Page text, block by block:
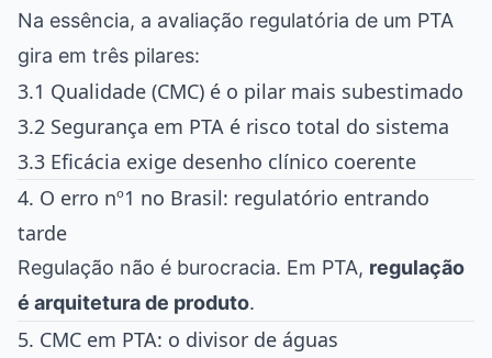
Na essência, a avaliação regulatória de um PTA
gira em três pilares:
3.1 Qualidade (CMC) é o pilar mais subestimado
3.2 Segurança em PTA é risco total do sistema
3.3 Eficácia exige desenho clínico coerente
4. O erro nº1 no Brasil: regulatório entrando
tarde
Regulação não é burocracia. Em PTA, regulação
é arquitetura de produto.
5. CMC em PTA: o divisor de águas